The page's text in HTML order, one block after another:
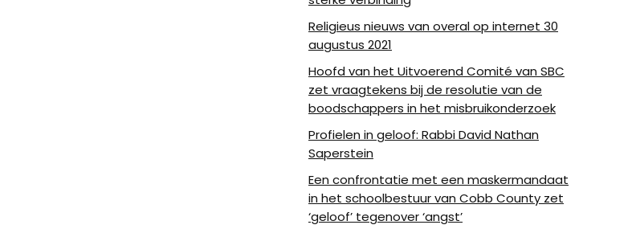
Religieus nieuws van overal op internet 30
augustus 2021
Hoofd van het Uitvoerend Comité van SBC
zet vraagtekens bij de resolutie van de
boodschappers in het misbruikonderzoek
Profielen in geloof: Rabbi David Nathan
Saperstein
Een confrontatie met een maskermandaat
in het schoolbestuur van Cobb County zet
‘geloof’ tegenover ‘angst’